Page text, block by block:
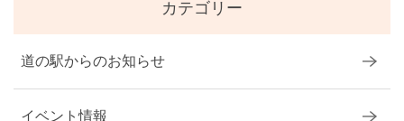
カテゴリー
道の駅からのお知らせ
イベント情報